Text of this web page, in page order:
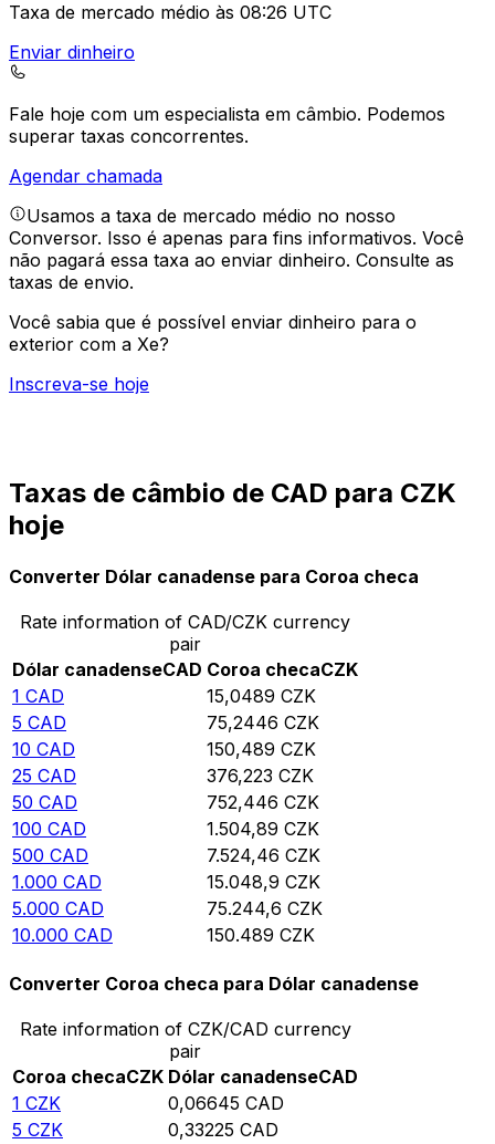
Taxa de mercado médio às 08:26 UTC
Enviar dinheiro
Fale hoje com um especialista em câmbio. Podemos
superar taxas concorrentes.
Agendar chamada
Usamos a taxa de mercado médio no nosso
Conversor. Isso é apenas para fins informativos. Você
não pagará essa taxa ao enviar dinheiro. Consulte as
taxas de envio.
Você sabia que é possível enviar dinheiro para o
exterior com a Xe?
Inscreva-se hoje
Taxas de câmbio de CAD para CZK
hoje
Converter Dólar canadense para Coroa checa
Rate information of CAD/CZK currency
pair
Dólar canadenseCAD Coroa checaCZK
1 CAD 15,0489 CZK
5 CAD 75,2446 CZK
10 CAD 150,489 CZK
25 CAD 376,223 CZK
50 CAD 752,446 CZK
100 CAD 1.504,89 CZK
500 CAD 7.524,46 CZK
1.000 CAD 15.048,9 CZK
5.000 CAD 75.244,6 CZK
10.000 CAD 150.489 CZK
Converter Coroa checa para Dólar canadense
Rate information of CZK/CAD currency
pair
Coroa checaCZK Dólar canadenseCAD
1 CZK 0,06645 CAD
5 CZK 0,33225 CAD